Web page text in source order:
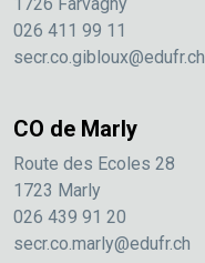
026 411 99 11
secr.co.gibloux@edufr.ch
CO de Marly
Route des Ecoles 28
1723 Marly
026 439 91 20
secr.co.marly@edufr.ch